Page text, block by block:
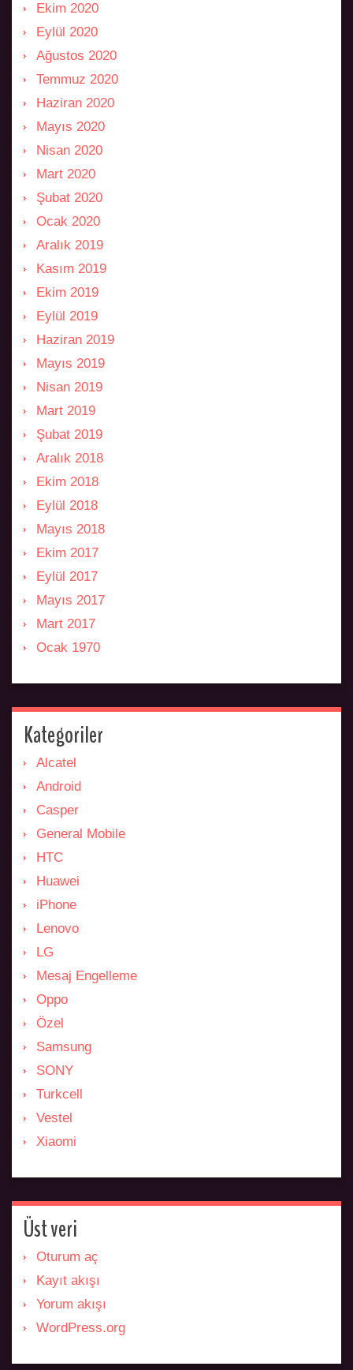
Ekim 2020
Eylül 2020
Ağustos 2020
Temmuz 2020
Haziran 2020
Mayıs 2020
Nisan 2020
Mart 2020
Şubat 2020
Ocak 2020
Aralık 2019
Kasım 2019
Ekim 2019
Eylül 2019
Haziran 2019
Mayıs 2019
Nisan 2019
Mart 2019
Şubat 2019
Aralık 2018
Ekim 2018
Eylül 2018
Mayıs 2018
Ekim 2017
Eylül 2017
Mayıs 2017
Mart 2017
Ocak 1970
Kategoriler
Alcatel
Android
Casper
General Mobile
HTC
Huawei
iPhone
Lenovo
LG
Mesaj Engelleme
Oppo
Özel
Samsung
SONY
Turkcell
Vestel
Xiaomi
Üst veri
Oturum aç
Kayıt akışı
Yorum akışı
WordPress.org